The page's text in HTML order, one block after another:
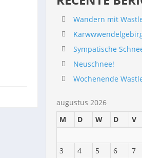
Wandern mit
Sympatische
Neuschnee!
Wochenende
augustus 2026
M
D W D V
3
4 5 6 7